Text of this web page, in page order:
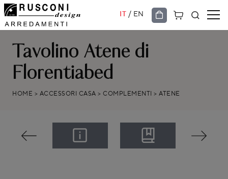
IT / EN
Tavolino Atene di
Florentiabed
HOME > ACCESSORI CASA > COMPLEMENTI > ATENE